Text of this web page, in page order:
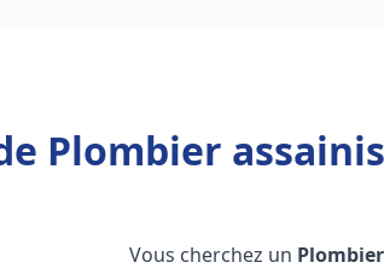
Plombier
Vous cherchez un